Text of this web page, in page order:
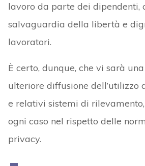
lavoro da parte dei dipendenti,
salvaguardia della libertà e
lavoratori.
È certo, dunque, che vi sarà
ulteriore diffusione dell’utilizzo
e relativi sistemi di
ogni caso nel rispetto delle
privacy.